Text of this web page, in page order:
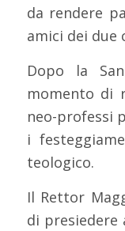
da rendere
amici dei due
Dopo la
momento di
neo-professi
i
teologico.
Il Rettor
di presiedere